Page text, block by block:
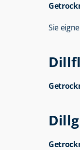
Sie